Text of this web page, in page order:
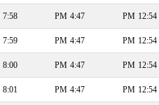
12:54 PM
4:47 PM
7:58 PM
12:54 PM
4:47 PM
7:59 PM
12:54 PM
4:47 PM
8:00 PM
12:54 PM
4:47 PM
8:01 PM